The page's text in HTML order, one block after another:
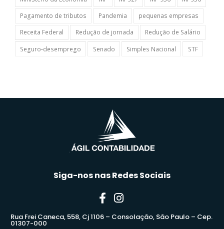
Pagamento de tributos
Pandemia
pequenas empresas
Receita Federal
Redução de jornada
Redução de Salário
Seguro-desemprego
Senado Simples Nacional STF
Siga-nos nas Redes Sociais
Rua Frei Caneca, 558, Cj 1106 – Consolação, São Paulo – Cep.
01307-000